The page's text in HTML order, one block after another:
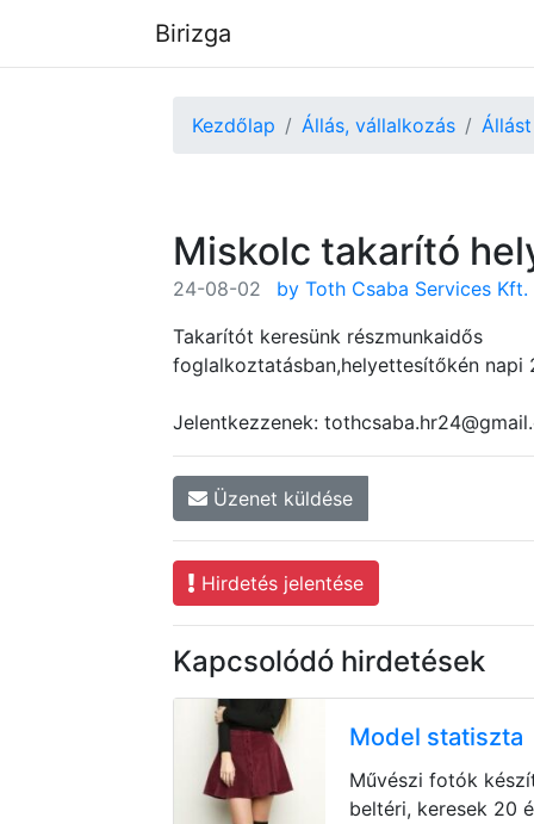
Birizga
Kezdőlap Állás, vállalkozás
Miskolc takarító
24-08-02
by Toth Csaba Services Kft.
Takarítót keresünk részmunkaidős
foglalkoztatásban,helyettesítőkén napi
Jelentkezzenek:
Üzenet küldése
Hirdetés jelentése
Kapcsolódó hirdetések
Model statiszta
Művészi fotók
beltéri, keresek 20